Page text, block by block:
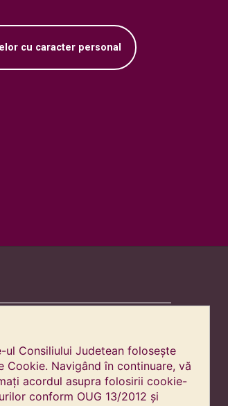
cu caracter personal
ul Consiliului Judetean folosește
Cookie. Navigând în continuare, vă
acordul asupra folosirii cookie-
urilor conform OUG 13/2012 și